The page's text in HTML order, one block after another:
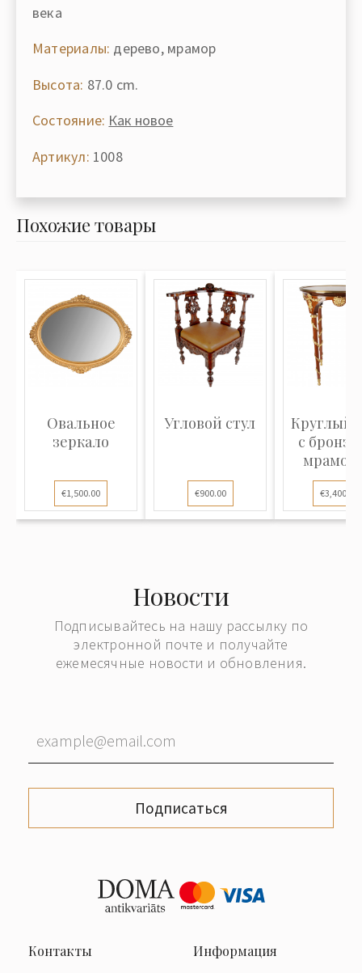
века
Материалы: дерево, мрамор
Высота: 87.0 cm.
Состояние: Как новое
Артикул: 1008
Похожие товары
Овальное
зеркало
€1,500.00
Угловой стул
€900.00
Круглый
с
€3,400.00
Новости
Подписывайтесь на нашу рассылку по
электронной почте и получайте
ежемесячные новости и обновления.
Подписаться